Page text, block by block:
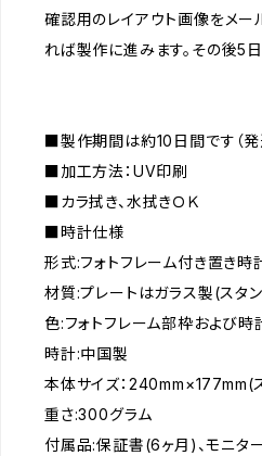
確認用のレイアウト画像をメー
れば製作に進みます。その後5
■製作期間は約10日間です（発
■加工方法：UV印刷
■カラ拭き、水拭きＯＫ
■時計仕様
形式:フォトフレーム付き置き
材質:プレートはガラス製(スタ
色:フォトフレーム部枠および
時計:中国製
本体サイズ：240mm×177mm(
重さ:300グラム
付属品:保証書(6ヶ月)、モニタ